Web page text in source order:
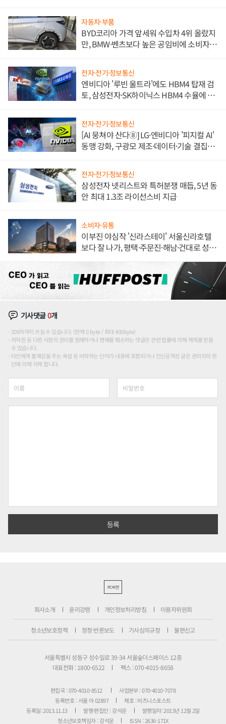
자동차·부품
BYD코리아 가격 앞세워 수입차 4위 올랐지
만, BMW·벤츠보다 높은 공임비에 소비자
전자·전기·정보통신
엔비디아 '루빈 울트라'에도 HBM4 탑재 검
토, 삼성전자·SK하이닉스 HBM4 수율에 주
전자·전기·정보통신
[AI 뭉쳐야 산다⑧] LG·엔비디아 '피지컬 AI'
동맹 강화, 구광모 제조·데이터·기술 결집
전자·전기·정보통신
삼성전자 넷리스트와 특허분쟁 매듭, 5년 동
안 최대 1.3조 라이선스비 지급
소비자·유통
이부진 야심작 '신라스테이' 서울신라호텔
보다 잘 나가, 평택·주문진·해남·건대로 성
기사댓글0개
200자까지 쓰실 수 있습니다. (현재 0 byte / 최대 400byte)
저작권 등 다른 사람의 권리를 침해하거나 명예를 훼손하는 댓글은 관련 법률에 의해 제재를 받을
수 있습니다.
타인에게 불쾌감을 주는 욕설 등 비하하는 단어가 내용에 포함되거나 인신공격성 글은 관리자의 판
단에 의해 삭제 합니다.
PC버전
회사소개 윤리강령 개인정보처리방침 이용자위원회
청소년보호정책 정정·반론보도 기사심의규정 불편신고
서울특별시 성동구 성수일로 39-34 서울숲더스페이스 12층
대표전화 : 1800-6522
팩스 : 070-4015-8658
편집국 : 070-4010-8512
사업본부 : 070-4010-7078
등록번호 : 서울 아 02897
제호 : 비즈니스포스트
등록일: 2013.11.13
발행·편집인 : 강석운
발행일자: 2013년 12월 2일
청소년보호책임자 : 강석운
ISSN : 2636-171X